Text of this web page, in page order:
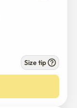
Size tip